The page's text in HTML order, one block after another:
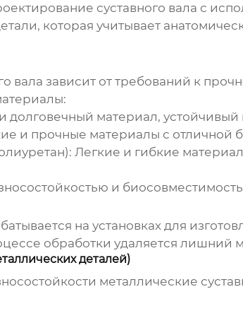
суставного вала с
которая учитывает
вала зависит от требований к
долговечный материал, устойчивый
и прочные материалы с отличной
Легкие и гибкие
и
на установках для
обработки удаляется лишний
деталей)
металлические